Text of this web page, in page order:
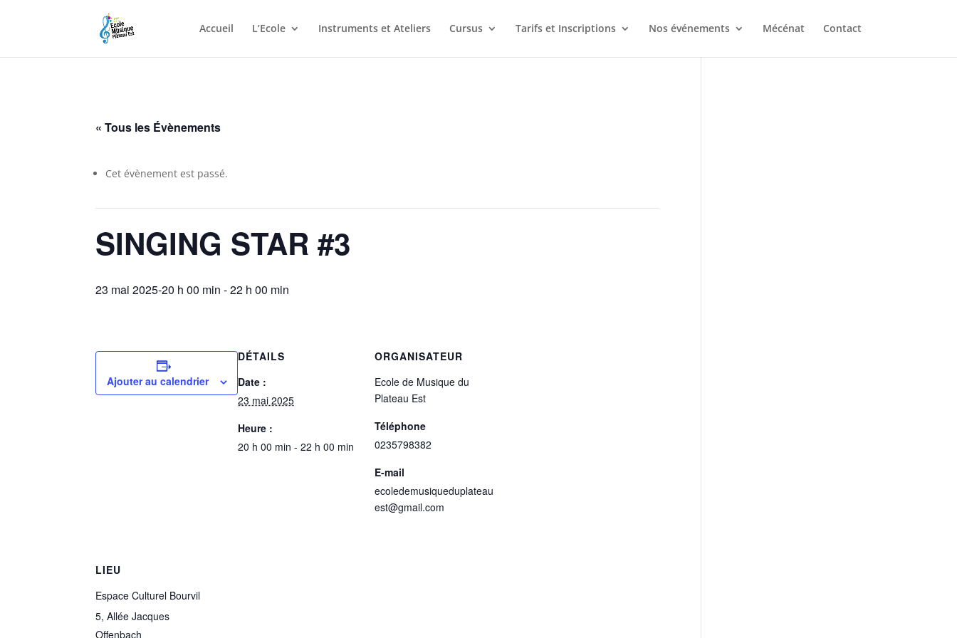
Accueil L’Ecole Instruments et Ateliers Cursus Tarifs et Inscriptions Nos événements Mécénat Contact
« Tous les Évènements
Cet évènement est passé.
SINGING STAR #3
23 mai 2025-20 h 00 min -22 h 00 min
Ajouter au calendrier
DÉTAILS
Date :
23 mai 2025
Heure :
20 h 00 min - 22 h 00 min
ORGANISATEUR
Ecole de Musique du
Plateau Est
Téléphone
0235798382
E-mail
ecoledemusiqueduplateau
est@gmail.com
LIEU
Espace Culturel Bourvil
5, Allée Jacques
Offenbach